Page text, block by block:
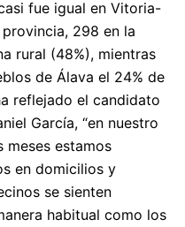
fue igual en Vitoria-
298 en la
rural (48%), mientras
de Álava el 24% de
reflejado el candidato
García, “en nuestro
meses estamos
en domicilios y
se sienten
habitual como los